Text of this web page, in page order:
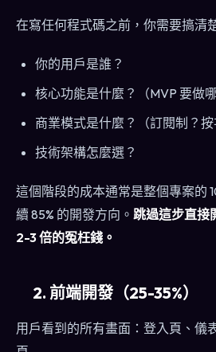
在寫任何程式碼之前，你需要搞清
你的用戶是誰？
核心功能是什麼？（MVP 要做哪
商業模式是什麼？（訂閱制？按
技術架構怎麼選？
這個階段的成本通常是整個專案的
續 85% 的開發方向。 跳過這步直接
2-3 倍的冤枉錢。
2. 前端開發（25-35%）
用戶看到的所有畫面：登入頁、儀